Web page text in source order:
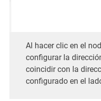
Al hacer clic en el
configurar la
coincidir con la
configurado en el